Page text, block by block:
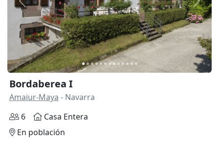
Anterior
Bordaberea I
Amaiur-Maya - Navarra
6
Casa Entera
En población